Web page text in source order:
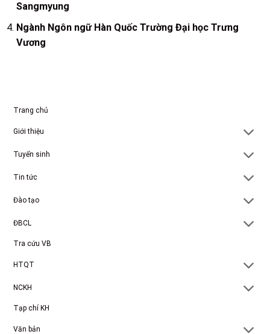
Sangmyung
Ngành Ngôn ngữ Hàn Quốc Trường Đại học Trưng
Vương
Trang chủ
Giới thiệu
Tuyển sinh
Tin tức
Đào tạo
ĐBCL
Tra cứu VB
HTQT
NCKH
Tạp chí KH
Văn bản